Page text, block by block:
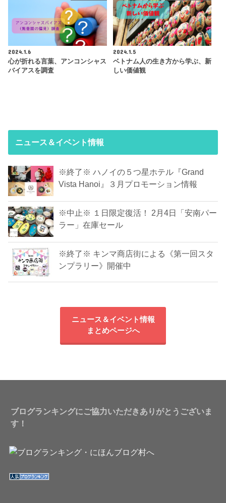
2024.1.6
心が折れる言葉、アンコンシャス
バイアスを調査
2024.1.5
ベトナム人の生き方から学ぶ、新
しい価値観
ニュース＆イベント情報
※終了※ ハノイの５つ星ホテル『Grand
Vista Hanoi』３月プロモーション情報
※中止※ １日限定復活！ 2月4日「安南パー
ラー」在庫セール
※終了※ キンマ商店街による《第一回スタ
ンプラリー》開催中
ニュース＆イベント情報
まとめページへ
ブログランキングにご協力いただきありがとうございま
す！